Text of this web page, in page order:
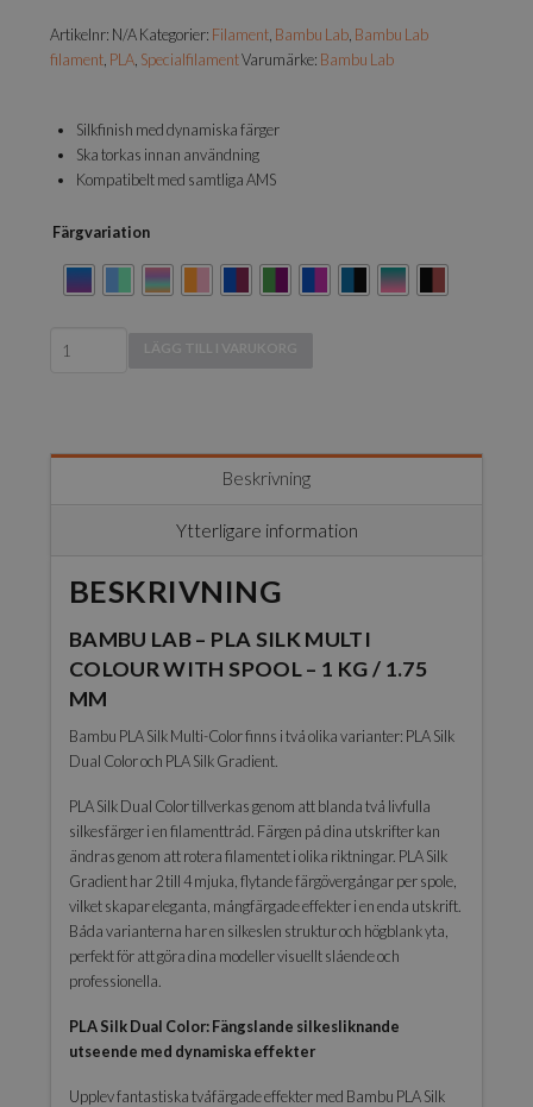
Artikelnr: N/AKategorier: Filament Bambu Lab Bambu Lab
filament PLA SpecialfilamentVarumärke: Bambu Lab
Silkfinish med dynamiska färger
Ska torkas innan användning
Kompatibelt med samtliga AMS
Färgvariation
Lab
Multi
1.75
mängd
LÄGG TILL I VARUKORG
Beskrivning
Ytterligare information
BESKRIVNING
BAMBU LAB – PLA SILK MULTI
COLOUR WITH SPOOL – 1 KG / 1.75
MM
Bambu PLA Silk Multi-Color finns i två olika varianter: PLA Silk
Dual Color och PLA Silk Gradient.
PLA Silk Dual Color tillverkas genom att blanda två livfulla
silkesfärger i en filamenttråd. Färgen på dina utskrifter kan
ändras genom att rotera filamentet i olika riktningar. PLA Silk
Gradient har 2 till 4 mjuka, flytande färgövergångar per spole,
vilket skapar eleganta, mångfärgade effekter i en enda utskrift.
Båda varianterna har en silkeslen struktur och högblank yta,
perfekt för att göra dina modeller visuellt slående och
professionella.
PLA Silk Dual Color: Fängslande silkesliknande
utseende med dynamiska effekter
Upplev fantastiska tvåfärgade effekter med Bambu PLA Silk